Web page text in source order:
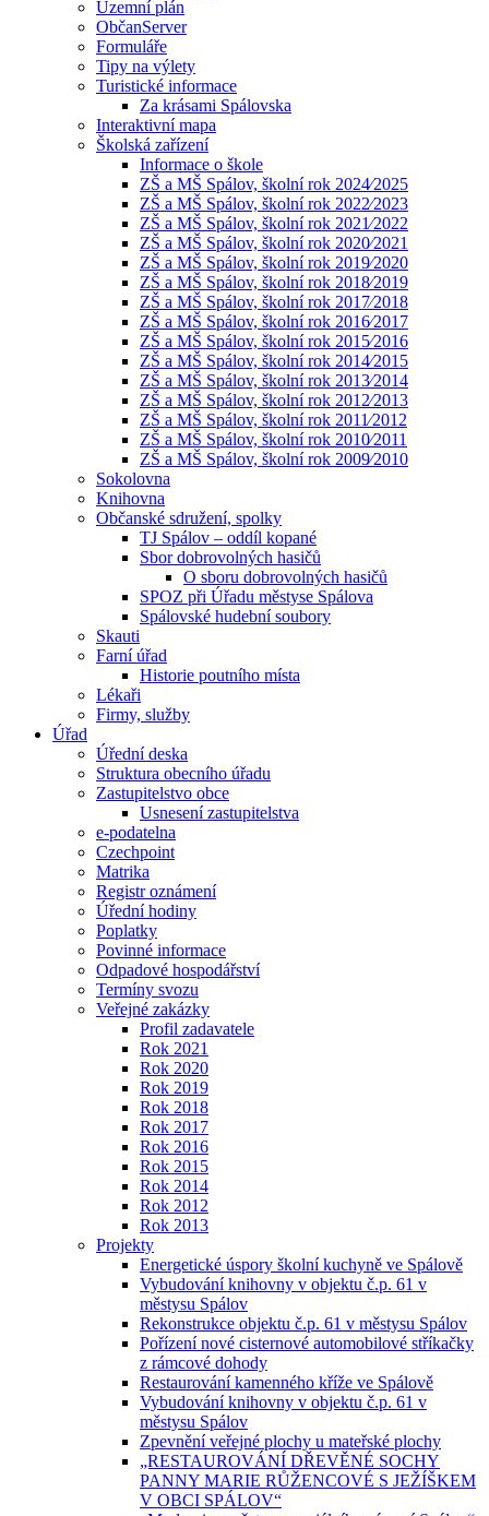
Územní plán
ObčanServer
Formuláře
Tipy na výlety
Turistické informace
Za krásami Spálovska
Interaktivní mapa
Školská zařízení
Informace o škole
ZŠ a MŠ Spálov, školní rok 2024⁄2025
ZŠ a MŠ Spálov, školní rok 2022⁄2023
ZŠ a MŠ Spálov, školní rok 2021⁄2022
ZŠ a MŠ Spálov, školní rok 2020⁄2021
ZŠ a MŠ Spálov, školní rok 2019⁄2020
ZŠ a MŠ Spálov, školní rok 2018⁄2019
ZŠ a MŠ Spálov, školní rok 2017⁄2018
ZŠ a MŠ Spálov, školní rok 2016⁄2017
ZŠ a MŠ Spálov, školní rok 2015⁄2016
ZŠ a MŠ Spálov, školní rok 2014⁄2015
ZŠ a MŠ Spálov, školní rok 2013⁄2014
ZŠ a MŠ Spálov, školní rok 2012⁄2013
ZŠ a MŠ Spálov, školní rok 2011⁄2012
ZŠ a MŠ Spálov, školní rok 2010⁄2011
ZŠ a MŠ Spálov, školní rok 2009⁄2010
Sokolovna
Knihovna
Občanské sdružení, spolky
TJ Spálov – oddíl kopané
Sbor dobrovolných hasičů
O sboru dobrovolných hasičů
SPOZ při Úřadu městyse Spálova
Spálovské hudební soubory
Skauti
Farní úřad
Historie poutního místa
Lékaři
Firmy, služby
Úřad
Úřední deska
Struktura obecního úřadu
Zastupitelstvo obce
Usnesení zastupitelstva
e-podatelna
Czechpoint
Matrika
Registr oznámení
Úřední hodiny
Poplatky
Povinné informace
Odpadové hospodářství
Termíny svozu
Veřejné zakázky
Profil zadavatele
Rok 2021
Rok 2020
Rok 2019
Rok 2018
Rok 2017
Rok 2016
Rok 2015
Rok 2014
Rok 2012
Rok 2013
Projekty
Energetické úspory školní kuchyně ve Spálově
Vybudování knihovny v objektu č.p. 61 v
městysu Spálov
Rekonstrukce objektu č.p. 61 v městysu Spálov
Pořízení nové cisternové automobilové stříkačky
z rámcové dohody
Restaurování kamenného kříže ve Spálově
Vybudování knihovny v objektu č.p. 61 v
městysu Spálov
Zpevnění veřejné plochy u mateřské plochy
„RESTAUROVÁNÍ DŘEVĚNÉ SOCHY
PANNY MARIE RŮŽENCOVÉ S JEŽÍŠKEM
V OBCI SPÁLOV“